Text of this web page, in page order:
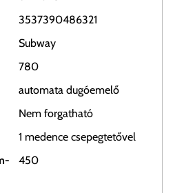
3537390486321
Subway
780
automata dugóemelő
Nem forgatható
1 medence csepegtetővel
450